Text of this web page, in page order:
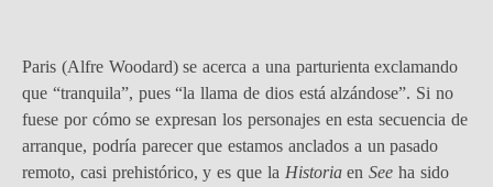
Paris (Alfre Woodard) se acerca a una parturienta exclamando
que “tranquila”, pues “la llama de dios está alzándose”. Si no
fuese por cómo se expresan los personajes en esta secuencia de
arranque, podría parecer que estamos anclados a un pasado
remoto, casi prehistórico, y es que la HistoriaenSee ha sido